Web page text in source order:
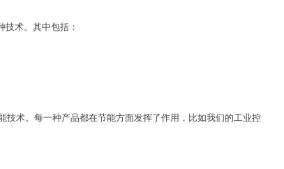
技术。其中包括：
术。每一种产品都在节能方面发挥了作用，比如我们的工业控